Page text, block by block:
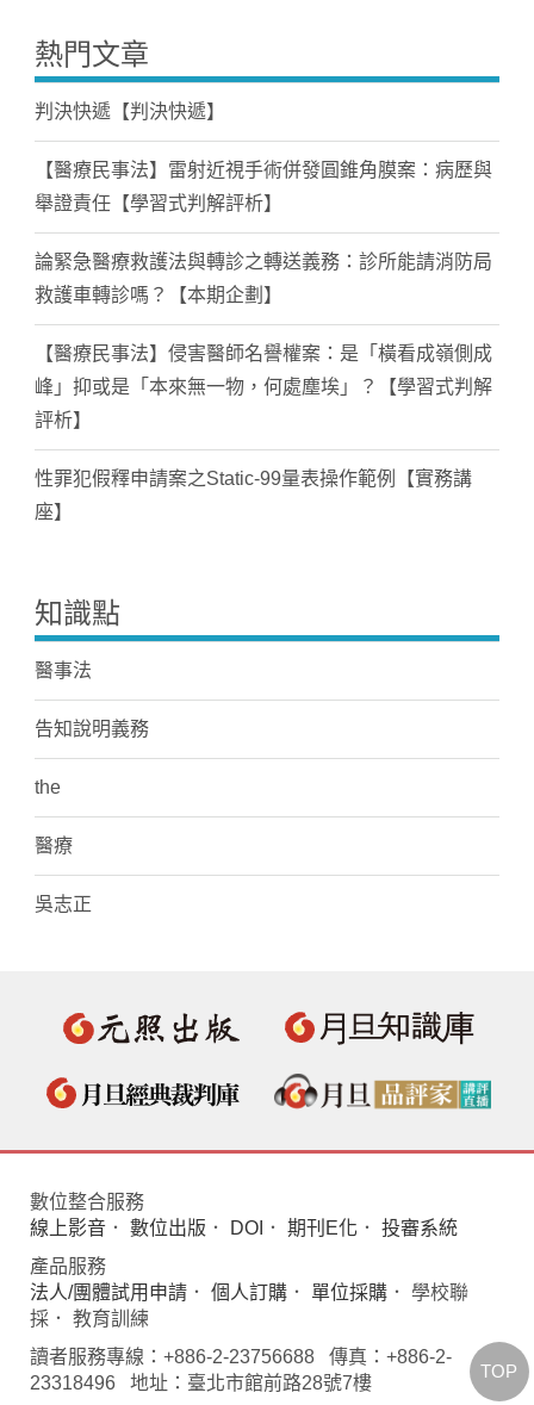
熱門文章
判決快遞【判決快遞】
【醫療民事法】雷射近視手術併發圓錐角膜案：病歷與
舉證責任【學習式判解評析】
論緊急醫療救護法與轉診之轉送義務：診所能請消防局
救護車轉診嗎？【本期企劃】
【醫療民事法】侵害醫師名譽權案：是「橫看成嶺側成
峰」抑或是「本來無一物，何處塵埃」？【學習式判解
評析】
性罪犯假釋申請案之Static-99量表操作範例【實務講
座】
知識點
醫事法
告知說明義務
the
醫療
吳志正
數位整合服務
線上影音 ． 數位出版 ． DOI ． 期刊E化 ． 投審系統
產品服務
法人/團體試用申請 ． 個人訂購 ． 單位採購 ． 學校聯
採． 教育訓練
讀者服務專線：+886-2-23756688 傳真：+886-2-
23318496 地址：臺北市館前路28號7樓
TOP